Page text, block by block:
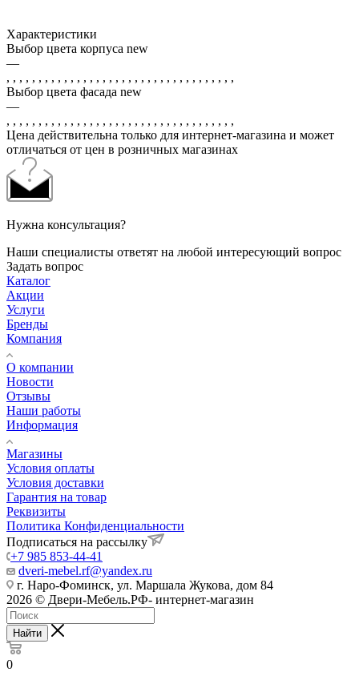
Характеристики
Выбор цвета корпуса new
—
, , , , , , , , , , , , , , , , , , , , , , , , , , , , , , , , , , , ,
Выбор цвета фасада new
—
, , , , , , , , , , , , , , , , , , , , , , , , , , , , , , , , , , , ,
Цена действительна только для интернет-магазина и может
отличаться от цен в розничных магазинах
Нужна консультация?
Наши специалисты ответят на любой интересующий вопрос
Задать вопрос
Каталог
Акции
Услуги
Бренды
Компания
О компании
Новости
Отзывы
Наши работы
Информация
Магазины
Условия оплаты
Условия доставки
Гарантия на товар
Реквизиты
Политика Конфиденциальности
Подписаться на рассылку
+7 985 853-44-41
dveri-mebel.rf@yandex.ru
г. Наро-Фоминск, ул. Маршала Жукова, дом 84
2026 © Двери-Мебель.РФ- интернет-магазин
Найти
0